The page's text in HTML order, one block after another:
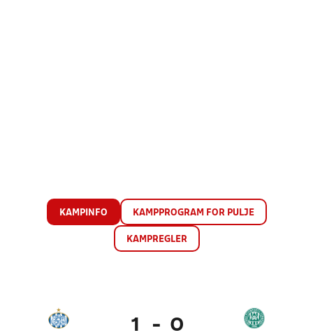
KAMPINFO KAMPPROGRAM FOR PULJE
KAMPREGLER
1 - 0